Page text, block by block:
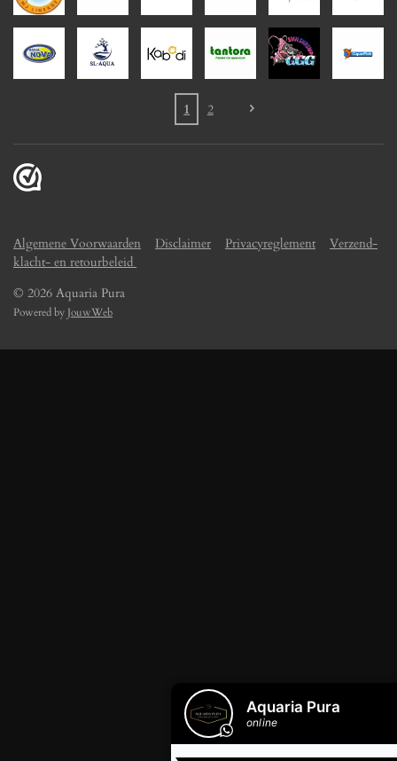
1 2
Algemene Voorwaarden Disclaimer Privacyreglement
Verzend-
klacht- en retourbeleid
© 2026 Aquaria Pura
Powered by JouwWeb